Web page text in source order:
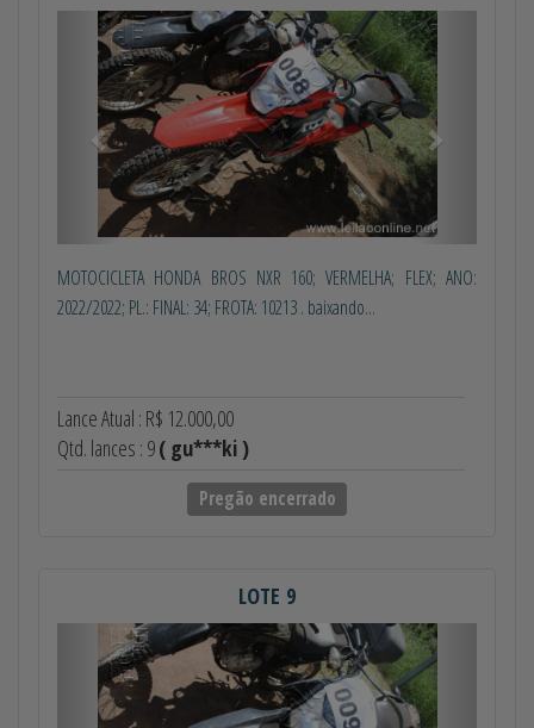
Anterior
MOTOCICLETA HONDA BROS NXR 160; VERMELHA; FLEX; ANO:
2022/2022; PL.: FINAL: 34; FROTA: 10213 . baixando...
Lance Atual : R$ 12.000,00
Qtd. lances : 9( gu***ki )
Pregão encerrado
LOTE 9
Anterior